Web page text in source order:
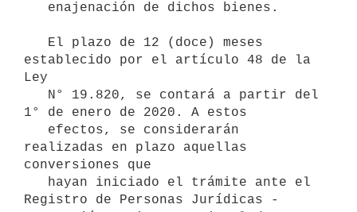
establecido por el artículo 48 de la
Ley
1° de enero de 2020. A estos
realizadas en plazo aquellas
conversiones que
Registro de Personas Jurídicas -